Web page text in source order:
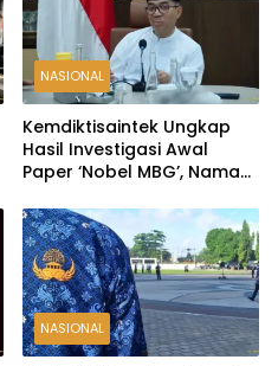
NASIONAL
Kemdiktisaintek Ungkap
Hasil Investigasi Awal
Paper ‘Nobel MBG’, Nama
Dicantumkan Tanpa
Persetujuan
NASIONAL